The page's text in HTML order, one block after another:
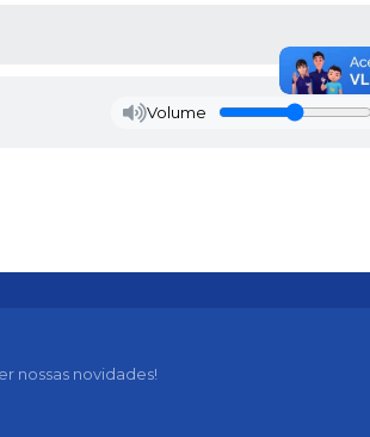
Volume
nossas novidades!